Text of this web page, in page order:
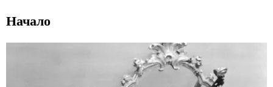
Начало